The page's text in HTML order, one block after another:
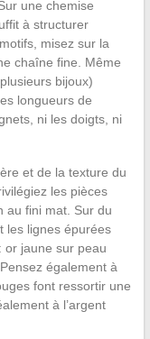
une chemise
à structurer
misez sur la
chaîne fine. Même
bijoux)
longueurs de
ni les doigts, ni
et de la texture du
les pièces
au fini mat. Sur du
les lignes épurées
or jaune sur peau
également à
font ressortir une
à l’argent